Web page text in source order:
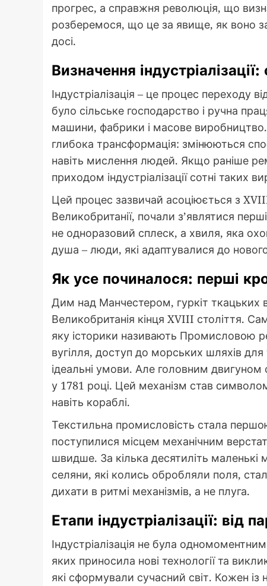
прогрес, а справжня революція, що
розберемося, що це за явище, як воно
досі.
Визначення
Індустріалізація – це процес переходу
було сільське господарство і ручна
машини, фабрики і масове
глибока трансформація: змінюються
навіть мислення людей. Якщо раніше
приходом індустріалізації сотні таких
Цей процес зазвичай асоціюється з
Великобританії, почали з’являтися
не одноразовий сплеск, а хвиля, яка
душа – люди, які адаптувалися до
Як усе починалося: перші
Дим над Манчестером, гуркіт ткацьких
Великобританія кінця XVIII століття.
яку історики називають Промисловою
вугілля, доступ до морських шляхів для
ідеальні умови. Але головним
у 1781 році. Цей механізм став
навіть кораблі.
Текстильна промисловість стала
поступилися місцем механічним
швидше. За кілька десятиліть маленькі
селяни, які колись обробляли поля,
дихати в ритмі механізмів, а не плуга.
Етапи індустріалізації: від
Індустріалізація не була
яких приносила нові технології та
які сформували сучасний світ. Кожен